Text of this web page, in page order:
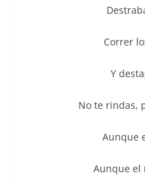
Correr
Y
No te rindas,
Aunque
Aunque el